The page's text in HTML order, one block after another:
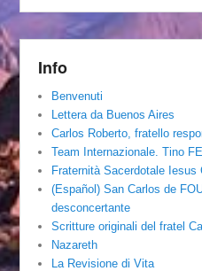
Info
Benvenuti
Lettera da Buenos Aires
Carlos Roberto, fratello
Team Internazionale. Tino
Fraternità Sacerdotale Iesus
(Español) San Carlos de
desconcertante
Scritture originali del fratel
Nazareth
La Revisione di Vita